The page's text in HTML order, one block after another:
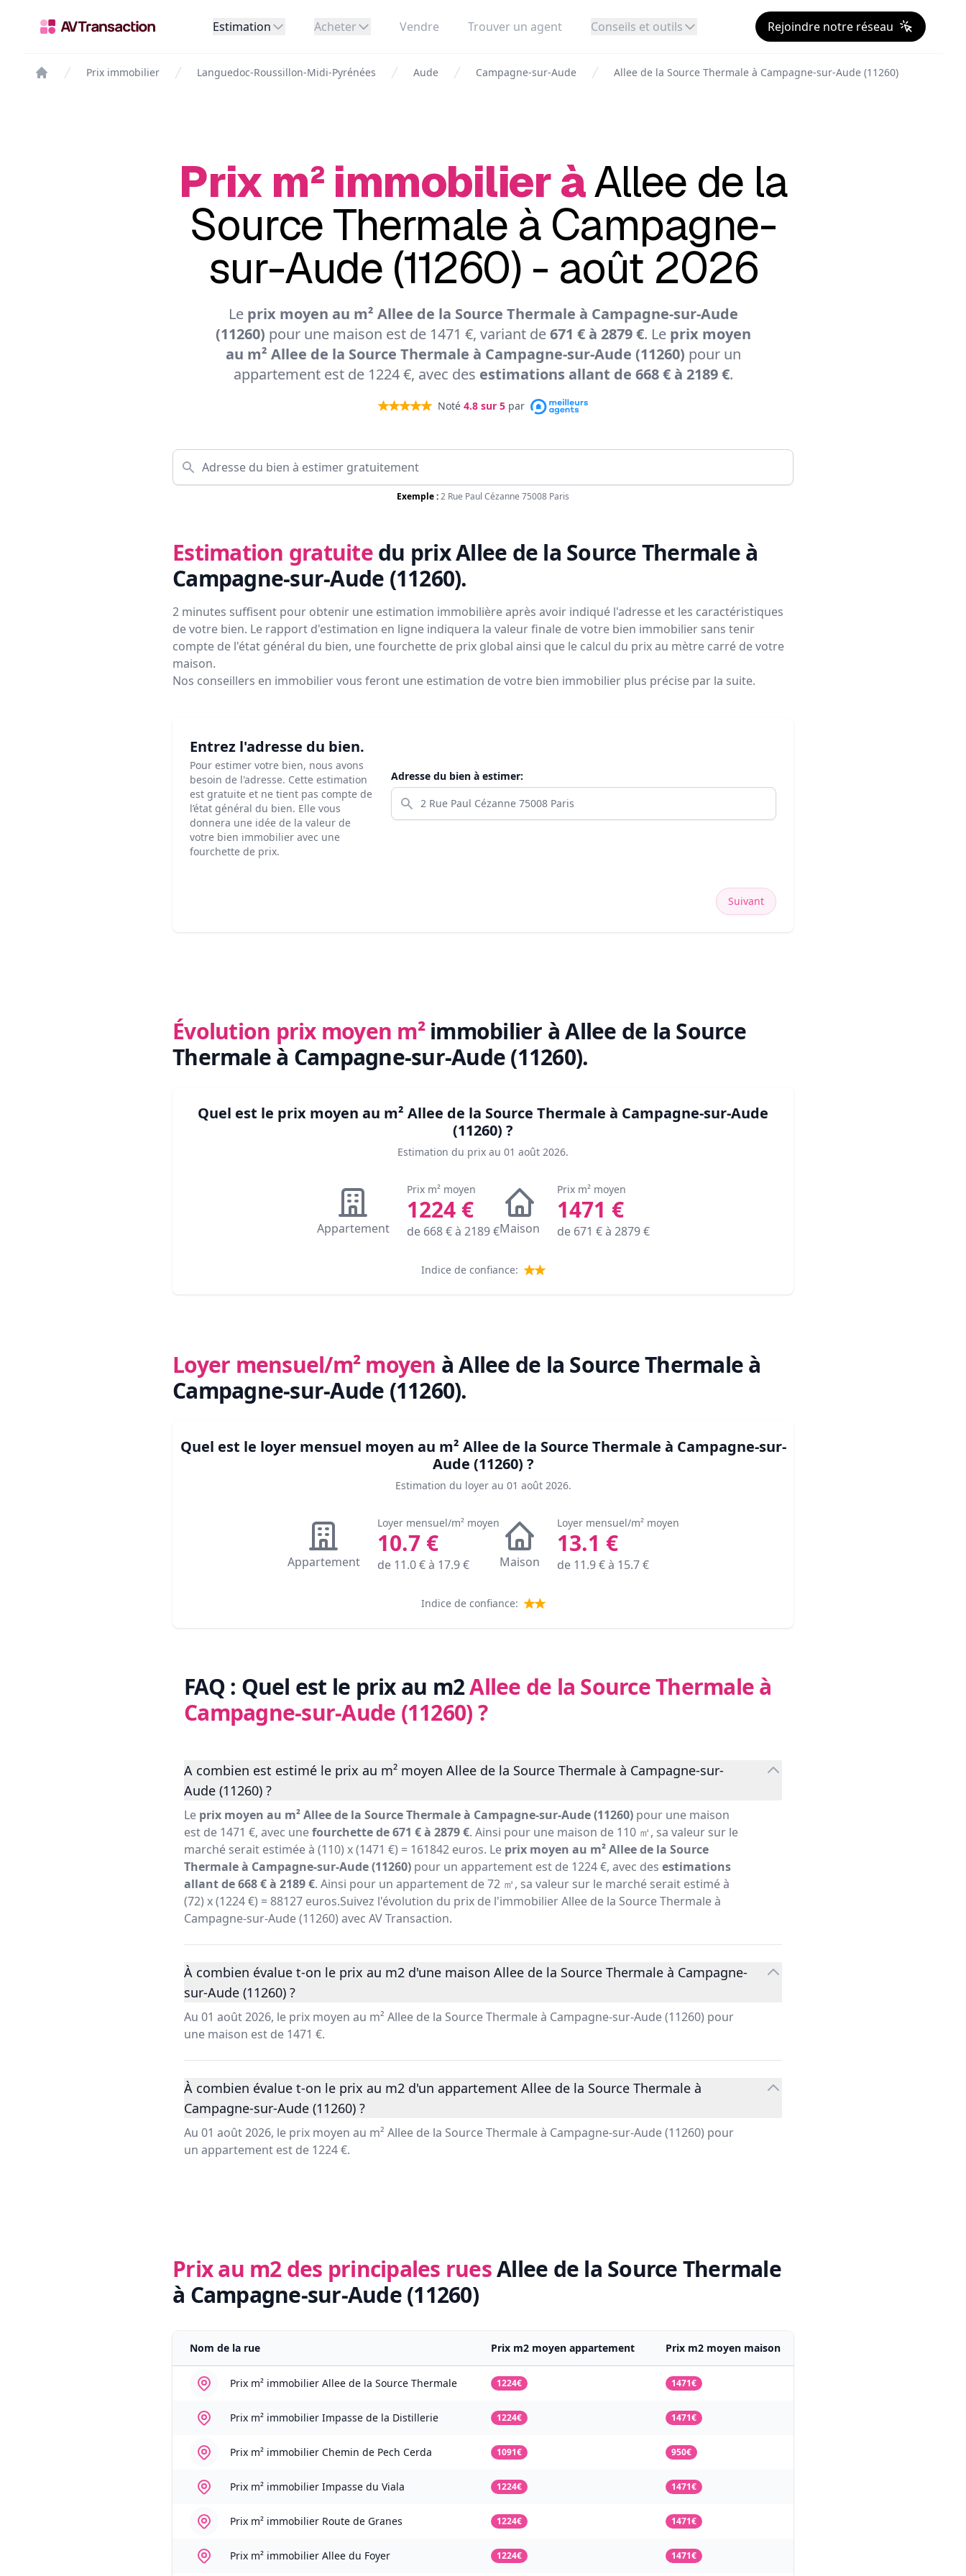
Estimation Acheter Vendre Trouver un agent Conseils et outils Rejoindre notre réseau
Prix immobilier Languedoc-Roussillon-Midi-Pyrénées Aude Campagne-sur-Aude Allee de la Source Thermale à Campagne-sur-Aude (11260)
Prix m² immobilier àAllee de la
Source Thermale à Campagne-
sur-Aude (11260) - août 2026
Le prix moyen au m² Allee de la Source Thermale à Campagne-sur-Aude
(11260) pour une maison est de 1471 €, variant de671 € à 2879 €. Le prix moyen
au m² Allee de la Source Thermale à Campagne-sur-Aude (11260) pour un
appartement est de 1224 €, avec des estimations allant de 668 € à 2189 €.
Noté 4.8 sur 5 par
Exemple :2 Rue Paul Cézanne 75008 Paris
Estimation gratuite du prixAllee de la Source Thermale à
Campagne-sur-Aude (11260).
2 minutes suffisent pour obtenir une estimation immobilière après avoir indiqué l'adresse et les caractéristiques
de votre bien. Le rapport d'estimation en ligne indiquera la valeur finale de votre bien immobilier sans tenir
compte de l'état général du bien, une fourchette de prix global ainsi que le calcul du prix au mètre carré de votre
maison.
Nos conseillers en immobilier vous feront une estimation de votre bien immobilier plus précise par la suite.
Entrez l'adresse du bien.
Pour estimer votre bien, nous avons
besoin de l'adresse. Cette estimation
est gratuite et ne tient pas compte de
l’état général du bien. Elle vous
donnera une idée de la valeur de
votre bien immobilier avec une
fourchette de prix.
Adresse du bien à estimer:
Suivant
Évolution prix moyen m² immobilier à Allee de la Source
Thermale à Campagne-sur-Aude (11260).
Quel est le prix moyen au m² Allee de la Source Thermale à Campagne-sur-Aude
(11260) ?
Estimation du prix au 01 août 2026.
Appartement
Prix m² moyen
1224€
de 668€ à 2189€Maison
Prix m² moyen
1471 €
de 671 € à 2879€
Indice de confiance:
Loyer mensuel/m² moyen à Allee de la Source Thermale à
Campagne-sur-Aude (11260).
Quel est le loyer mensuel moyen au m² Allee de la Source Thermale à Campagne-sur-
Aude (11260) ?
Estimation du loyer au 01 août 2026.
Appartement
Loyer mensuel/m² moyen
10.7€
de 11.0€ à 17.9€ Maison
Loyer mensuel/m² moyen
13.1 €
de 11.9€ à 15.7€
Indice de confiance:
FAQ : Quel est le prix au m2Allee de la Source Thermale à
Campagne-sur-Aude (11260)?
A combien est estimé le prix au m² moyen Allee de la Source Thermale à Campagne-sur-
Aude (11260) ?
Le prix moyen au m² Allee de la Source Thermale à Campagne-sur-Aude (11260) pour une maison
est de 1471 €, avec unefourchette de 671 € à 2879 €. Ainsi pour une maison de 110 ㎡, sa valeur sur le
marché serait estimée à (110) x (1471 €) = 161842 euros. Le prix moyen au m² Allee de la Source
Thermale à Campagne-sur-Aude (11260) pour un appartement est de 1224 €, avec des estimations
allant de 668 € à 2189 €. Ainsi pour un appartement de 72 ㎡, sa valeur sur le marché serait estimé à
(72) x (1224 €) = 88127 euros.Suivez l'évolution du prix de l'immobilier Allee de la Source Thermale à
Campagne-sur-Aude (11260) avec AV Transaction.
À combien évalue t-on le prix au m2 d'une maison Allee de la Source Thermale à Campagne-
sur-Aude (11260) ?
Au 01 août 2026, le prix moyen au m² Allee de la Source Thermale à Campagne-sur-Aude (11260) pour
une maison est de 1471 €.
À combien évalue t-on le prix au m2 d'un appartement Allee de la Source Thermale à
Campagne-sur-Aude (11260) ?
Au 01 août 2026, le prix moyen au m² Allee de la Source Thermale à Campagne-sur-Aude (11260) pour
un appartement est de 1224 €.
Prix au m2 des principales ruesAllee de la Source Thermale
à Campagne-sur-Aude (11260)
Nom de la rue Prix m2 moyen appartement Prix m2 moyen maison
Prix m² immobilier Allee de la Source Thermale 1224€ 1471€
Prix m² immobilier Impasse de la Distillerie 1224€ 1471€
Prix m² immobilier Chemin de Pech Cerda 1091€ 950€
Prix m² immobilier Impasse du Viala 1224€ 1471€
Prix m² immobilier Route de Granes 1224€ 1471€
Prix m² immobilier Allee du Foyer 1224€ 1471€